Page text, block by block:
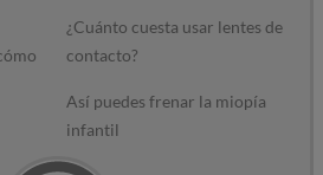
¿Cuánto cuesta usar lentes de
contacto?
Así puedes frenar la miopía
infantil